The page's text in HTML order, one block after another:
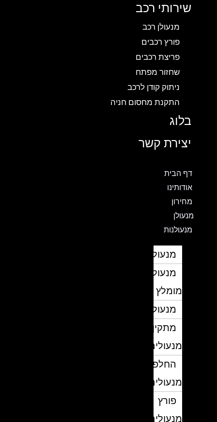
שירותי רכב
מנעולן רכב
פורץ רכבים
פריצת רכבים
שחזור מפתח
ניתוק קודן לרכב
התקנת מחסום חניה
בלוג
יצירת קשר
דף הבית
אודותינו
מחירון
מנעולן
מנעולנות
מנעולן
מנעולן
מומלץ
מנעולנים
מתקין
מנעולים
החלפת
מנעולים
פורץ
מנעולים